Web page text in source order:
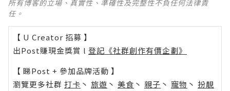
所有博客的立場、真實性、準確性及完整性不負任何法律責
任。
【 U Creator 招募 】
出Post賺現金獎賞 l 登記《社群創作有價企劃》
【 睇Post + 參加品牌活動 】
瀏覽更多社群 打卡 丶 旅遊 丶 美食 丶 親子 丶 寵物 丶 扮靚